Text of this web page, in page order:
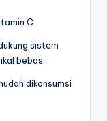
C.
sistem
bebas.
dikonsumsi